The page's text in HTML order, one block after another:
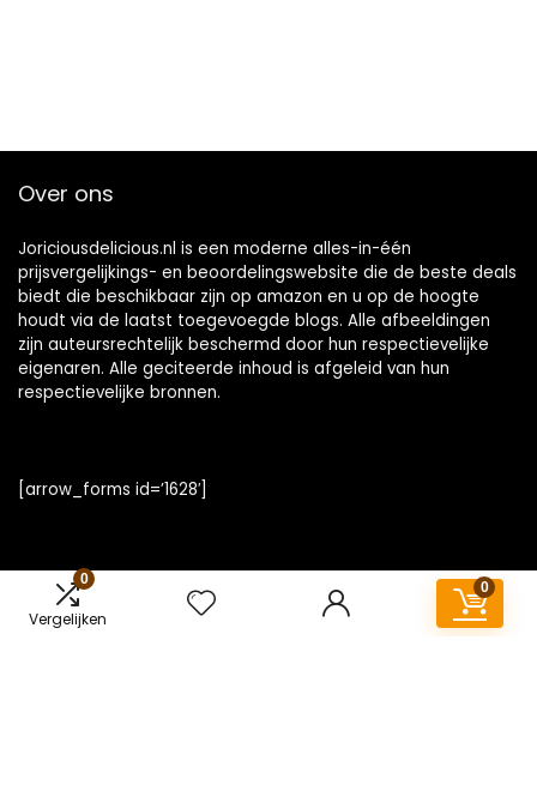
0
Vergelijken
0
Over ons
Joriciousdelicious.nl is een moderne alles-in-één
prijsvergelijkings- en beoordelingswebsite die de beste deals
biedt die beschikbaar zijn op amazon en u op de hoogte
houdt via de laatst toegevoegde blogs. Alle afbeeldingen
zijn auteursrechtelijk beschermd door hun respectievelijke
eigenaren. Alle geciteerde inhoud is afgeleid van hun
respectievelijke bronnen.
[arrow_forms id=’1628′]
Snelle links